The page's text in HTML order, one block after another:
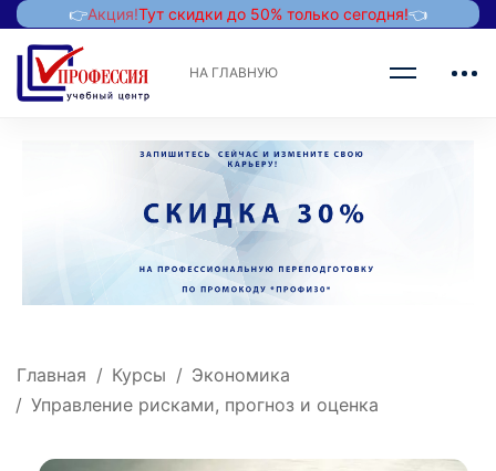
👉Акция!Тут скидки до 50% только сегодня!👈
НА ГЛАВНУЮ
Главная Курсы
Экономика
Управление рисками, прогноз и оценка